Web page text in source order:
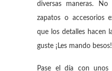
diversas maneras.
zapatos o accesorios
que los detalles hacen
guste ¡Les mando besos!
Pase el día con unos